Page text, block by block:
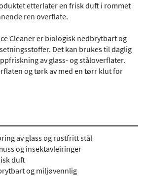
etterlater en frisk duft i rommet
ren overflate.
Cleaner er biologisk nedbrytbart og
Det kan brukes til daglig
av glass- og ståloverflater.
og tørk av med en tørr klut for
av glass og rustfritt stål
og insektavleiringer
duft
og miljøvennlig